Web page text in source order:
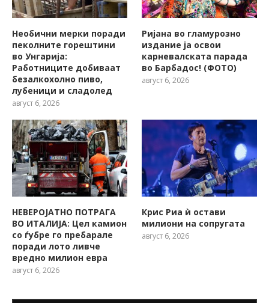
Необични мерки поради
пеколните горештини
во Унгарија:
Работниците добиваат
безалкохолно пиво,
лубеници и сладолед
август 6, 2026
Ријана во гламурозно
издание ја освои
карневалската парада
во Барбадос! (ФОТО)
август 6, 2026
НЕВЕРОЈАТНО ПОТРАГА
ВО ИТАЛИЈА: Цел камион
со ѓубре го пребарале
поради лото ливче
вредно милион евра
август 6, 2026
Крис Риа ѝ остави
милиони на сопругата
август 6, 2026